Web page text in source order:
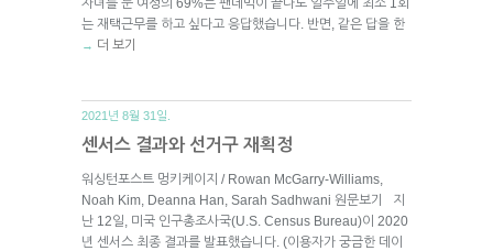
는 재택근무를 하고 싶다고 응답했습니다. 반면, 같은 답을 한
→ 더 보기
2021년 8월 31일.
센서스 결과와 선거구 재획정
워싱턴포스트 멍키케이지 / Rowan McGarry-Williams,
Noah Kim, Deanna Han, Sarah Sadhwani 원문보기 지
난 12일, 미국 인구총조사국(U.S. Census Bureau)이 2020
년 센서스 최종 결과를 발표했습니다. (이용자가 궁금한 데이